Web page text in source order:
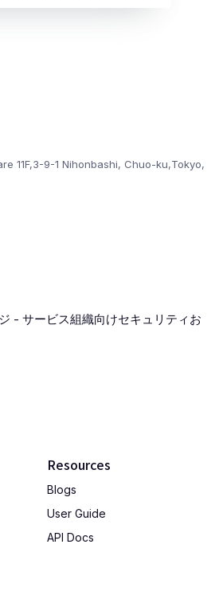
11F,3-9-1 Nihonbashi, Chuo-ku,Tokyo,
Resources
Blogs
User Guide
API Docs